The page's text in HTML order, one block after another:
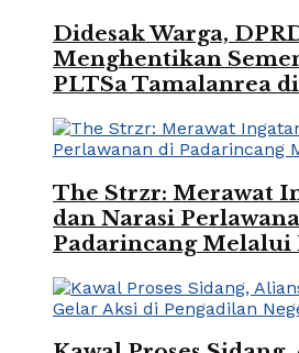
Didesak Warga,
Menghentikan
PLTSa Tamalanrea
The Strzr: Merawat
dan Narasi
Padarincang Melalui